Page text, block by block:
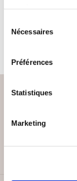
Nécessaires
Préférences
Statistiques
Marketing
Histoire &
19€00